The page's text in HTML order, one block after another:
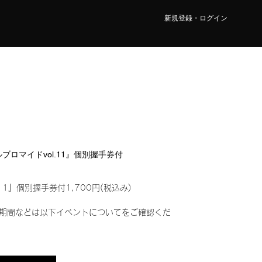
新規登録・ログイン
ロマイドvol.11』個別握手券付
』個別握手券付1,700円(税込み)
間などは以下イベントについてをご確認くだ